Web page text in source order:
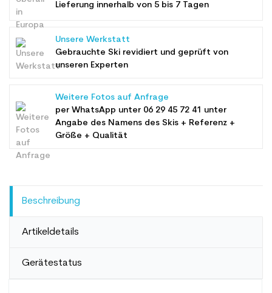
Lieferung innerhalb von 5 bis 7 Tagen
Unsere Werkstatt
Gebrauchte Ski revidiert und geprüft von
unseren Experten
Weitere Fotos auf Anfrage
per WhatsApp unter 06 29 45 72 41 unter
Angabe des Namens des Skis + Referenz +
Größe + Qualität
Beschreibung
Artikeldetails
Gerätestatus